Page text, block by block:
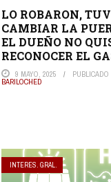
LO ROBARON,
CAMBIAR LA
EL DUEÑO NO
RECONOCER EL
9 MAYO, 2025 PUBLICADO
BARILOCHED
INTERES. GRAL.